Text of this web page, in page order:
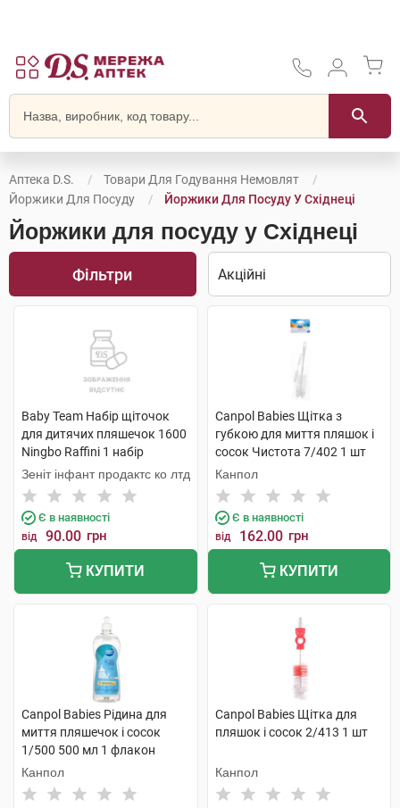
Аптека D.S.
Товари Для Годування Немовлят
Йоржики Для Посуду
Йоржики Для Посуду У Східнеці
Йоржики для посуду у Східнеці
Фільтри
Baby Team Набір щіточок
для дитячих пляшечок 1600
Ningbo Raffini 1 набір
Зеніт інфант продактс ко лтд
Є в наявності
від 90.00 грн
КУПИТИ
Canpol Babies Щітка з
губкою для миття пляшок і
сосок Чистота 7/402 1 шт
Канпол
Є в наявності
від 162.00 грн
КУПИТИ
Canpol Babies Рідина для
миття пляшечок і сосок
1/500 500 мл 1 флакон
Канпол
Canpol Babies Щітка для
пляшок і сосок 2/413 1 шт
Канпол